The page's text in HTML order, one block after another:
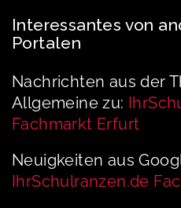
Interessantes von
Portalen
Nachrichten aus der
Allgemeine zu:
Fachmarkt Erfurt
Neuigkeiten aus
IhrSchulranzen.de